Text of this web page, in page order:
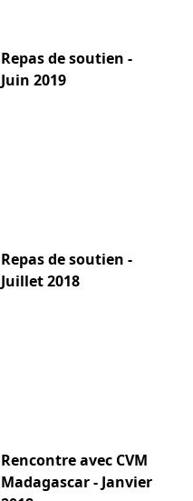
Repas de soutien -
Juin 2019
Repas de soutien -
Juillet 2018
Rencontre avec CVM
Madagascar - Janvier